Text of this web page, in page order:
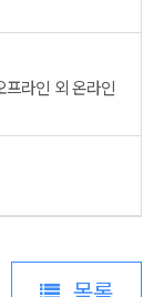
라인 외 온라인